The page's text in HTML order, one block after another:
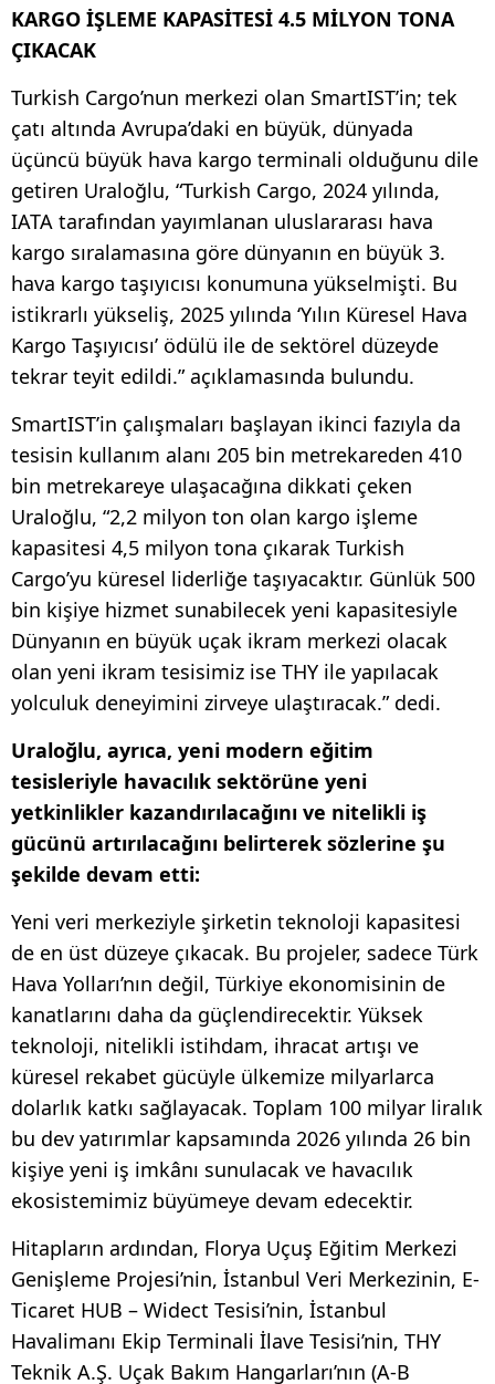
KARGO İŞLEME KAPASİTESİ 4.5 MİLYON TONA
ÇIKACAK
Turkish Cargo’nun merkezi olan SmartIST’in; tek
çatı altında Avrupa’daki en büyük, dünyada
üçüncü büyük hava kargo terminali olduğunu dile
getiren Uraloğlu, “Turkish Cargo, 2024 yılında,
IATA tarafından yayımlanan uluslararası hava
kargo sıralamasına göre dünyanın en büyük 3.
hava kargo taşıyıcısı konumuna yükselmişti. Bu
istikrarlı yükseliş, 2025 yılında ‘Yılın Küresel Hava
Kargo Taşıyıcısı’ ödülü ile de sektörel düzeyde
tekrar teyit edildi.” açıklamasında bulundu.
SmartIST’in çalışmaları başlayan ikinci fazıyla da
tesisin kullanım alanı 205 bin metrekareden 410
bin metrekareye ulaşacağına dikkati çeken
Uraloğlu, “2,2 milyon ton olan kargo işleme
kapasitesi 4,5 milyon tona çıkarak Turkish
Cargo’yu küresel liderliğe taşıyacaktır. Günlük 500
bin kişiye hizmet sunabilecek yeni kapasitesiyle
Dünyanın en büyük uçak ikram merkezi olacak
olan yeni ikram tesisimiz ise THY ile yapılacak
yolculuk deneyimini zirveye ulaştıracak.” dedi.
Uraloğlu, ayrıca, yeni modern eğitim
tesisleriyle havacılık sektörüne yeni
yetkinlikler kazandırılacağını ve nitelikli iş
gücünü artırılacağını belirterek sözlerine şu
şekilde devam etti:
Yeni veri merkeziyle şirketin teknoloji kapasitesi
de en üst düzeye çıkacak. Bu projeler, sadece Türk
Hava Yolları’nın değil, Türkiye ekonomisinin de
kanatlarını daha da güçlendirecektir. Yüksek
teknoloji, nitelikli istihdam, ihracat artışı ve
küresel rekabet gücüyle ülkemize milyarlarca
dolarlık katkı sağlayacak. Toplam 100 milyar liralık
bu dev yatırımlar kapsamında 2026 yılında 26 bin
kişiye yeni iş imkânı sunulacak ve havacılık
ekosistemimiz büyümeye devam edecektir.
Hitapların ardından, Florya Uçuş Eğitim Merkezi
Genişleme Projesi’nin, İstanbul Veri Merkezinin, E-
Ticaret HUB – Widect Tesisi’nin, İstanbul
Havalimanı Ekip Terminali İlave Tesisi’nin, THY
Teknik A.Ş. Uçak Bakım Hangarları’nın (A-B